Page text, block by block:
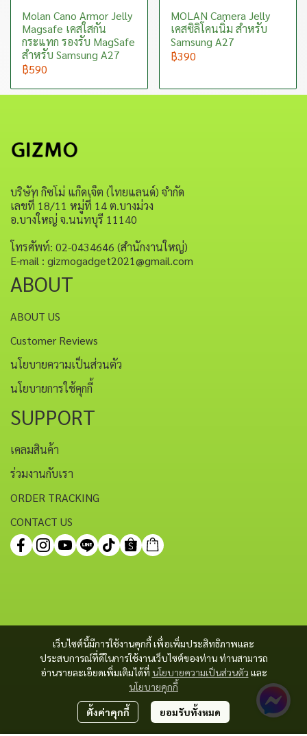
Molan Cano Armor Jelly
Magsafe เคสใสกัน
กระแทก รองรับ MagSafe
สำหรับ Samsung A27
฿590
MOLAN Camera Jelly
เคสซิลิโคนนิ่ม สำหรับ
Samsung A27
฿390
เว็บไซต์นี้มีการใช้งานคุกกี้ เพื่อเพิ่มประสิทธิภาพและ
ประสบการณ์ที่ดีในการใช้งานเว็บไซต์ของท่าน ท่านสามารถ
อ่านรายละเอียดเพิ่มเติมได้ที่ นโยบายความเป็นส่วนตัว และ
นโยบายคุกกี้
ตั้งค่าคุกกี้ ยอมรับทั้งหมด
บริษัท กิซโม่ แก็ดเจ็ต (ไทยแลนด์) จำกัด
เลขที่ 18/11 หมู่ที่ 14 ต.บางม่วง
อ.บางใหญ่ จ.นนทบุรี 11140
โทรศัพท์: 02-0434646 (สำนักงานใหญ่)
E-mail : gizmogadget2021@gmail.com
ABOUT
ABOUT US
Customer Reviews
นโยบายความเป็นส่วนตัว
นโยบายการใช้คุกกี้
SUPPORT
เคลมสินค้า
ร่วมงานกับเรา
ORDER TRACKING
CONTACT US